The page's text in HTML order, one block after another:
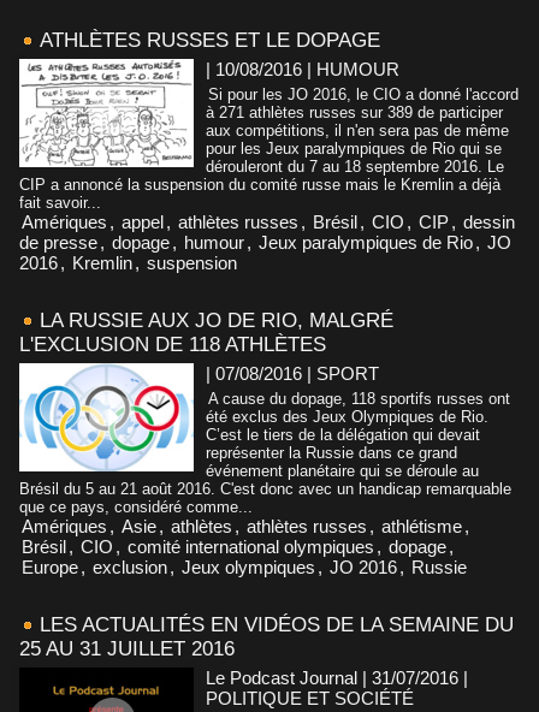
ATHLÈTES RUSSES ET LE DOPAGE
| 10/08/2016 | HUMOUR
Si pour les JO 2016, le CIO a donné l'accord
à 271 athlètes russes sur 389 de participer
aux compétitions, il n'en sera pas de même
pour les Jeux paralympiques de Rio qui se
dérouleront du 7 au 18 septembre 2016. Le
CIP a annoncé la suspension du comité russe mais le Kremlin a déjà
fait savoir...
Amériques , appel, athlètes russes , Brésil, CIO , CIP, dessin
de presse, dopage, humour, Jeux paralympiques de Rio, JO
2016, Kremlin, suspension
LA RUSSIE AUX JO DE RIO, MALGRÉ
L'EXCLUSION DE 118 ATHLÈTES
| 07/08/2016 | SPORT
A cause du dopage, 118 sportifs russes ont
été exclus des Jeux Olympiques de Rio.
C’est le tiers de la délégation qui devait
représenter la Russie dans ce grand
événement planétaire qui se déroule au
Brésil du 5 au 21 août 2016. C'est donc avec un handicap remarquable
que ce pays, considéré comme...
Amériques , Asie, athlètes , athlètes russes , athlétisme,
Brésil, CIO , comité international olympiques , dopage,
Europe, exclusion, Jeux olympiques , JO 2016, Russie
LES ACTUALITÉS EN VIDÉOS DE LA SEMAINE DU
25 AU 31 JUILLET 2016
Le Podcast Journal | 31/07/2016 |
POLITIQUE ET SOCIÉTÉ